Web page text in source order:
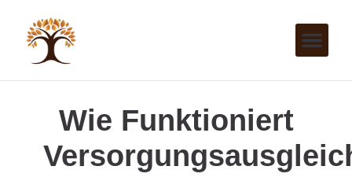
Wie Funktioniert